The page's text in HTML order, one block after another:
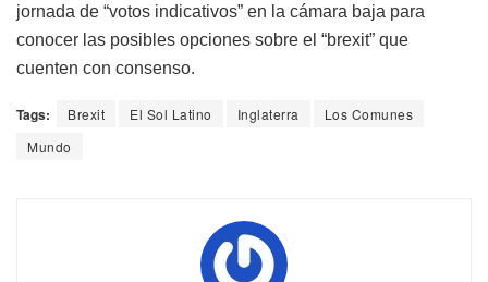
jornada de “votos indicativos” en la cámara baja para
conocer las posibles opciones sobre el “brexit” que
cuenten con consenso.
Tags: Brexit El Sol Latino Inglaterra
Los Comunes
Mundo